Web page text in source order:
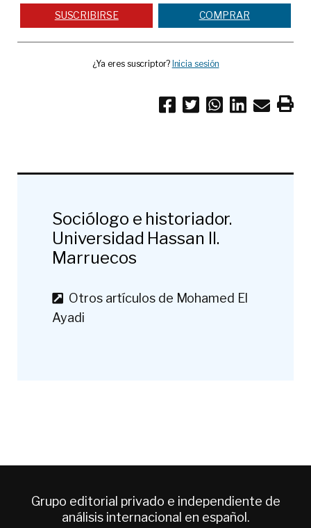
SUSCRIBIRSE COMPRAR
¿Ya eres suscriptor? Inicia sesión
Sociólogo e historiador.
Universidad Hassan II.
Marruecos
Otros artículos de Mohamed El
Ayadi
Grupo editorial privado e independiente de
análisis internacional en español.